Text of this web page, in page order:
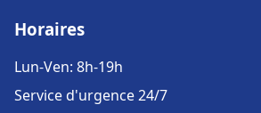
Horaires
Lun-Ven: 8h-19h
Service d'urgence 24/7